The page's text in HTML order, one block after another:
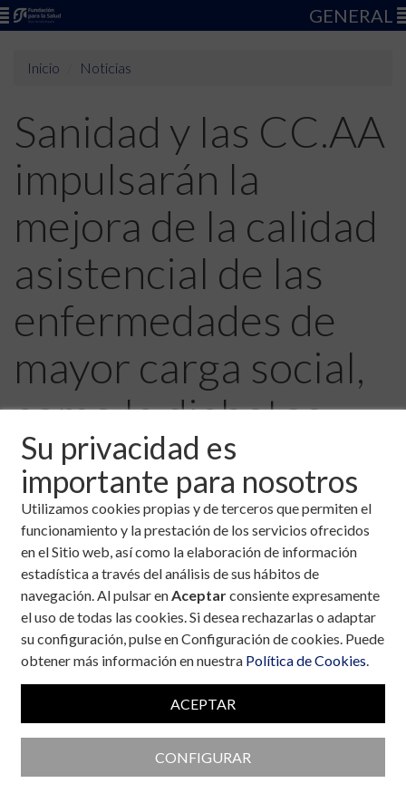
Su privacidad es
importante para nosotros
Utilizamos cookies propias y de terceros que permiten el
funcionamiento y la prestación de los servicios ofrecidos
en el Sitio web, así como la elaboración de información
estadística a través del análisis de sus hábitos de
navegación. Al pulsar enAceptarconsiente expresamente
el uso de todas las cookies. Si desea rechazarlas o adaptar
su configuración, pulse en Configuración de cookies. Puede
obtener más información en nuestra Política de Cookies.
ACEPTAR
CONFIGURAR
GENERAL
Inicio Noticias
Sanidad y las CC.AA
impulsarán la
mejora de la calidad
asistencial de las
enfermedades de
mayor carga social,
como la diabetes
27 de septiembre, 2004
Descargar fichero de la noticia completa (formato
pdf)